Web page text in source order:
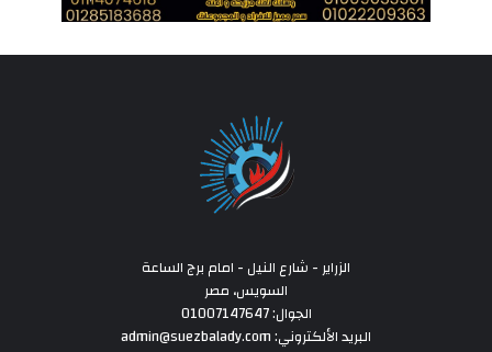
الزراير - شارع النيل - امام برج الساعة
السويس، مصر
الجوال: 01007147647
البريد الألكتروني: admin@suezbalady.com